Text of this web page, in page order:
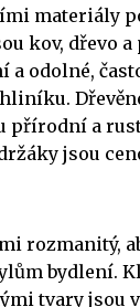
materiály
kov, dřevo a
a odolné,
přírodní a
jsou
rozmanitý,
bydlení.
tvary jsou